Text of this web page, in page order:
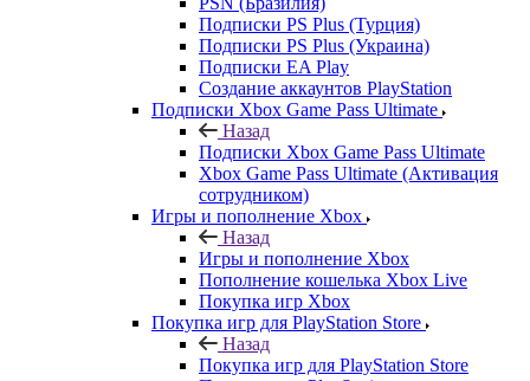
Подписки PS Plus (Турция)
Подписки PS Plus (Украина)
Подписки EA Play
Создание аккаунтов PlayStation
Подписки Xbox Game Pass Ultimate
Назад
Подписки Xbox Game Pass Ultimate
Xbox Game Pass Ultimate (Активация
сотрудником)
Игры и пополнение Xbox
Назад
Игры и пополнение Xbox
Пополнение кошелька Xbox Live
Покупка игр Xbox
Покупка игр для PlayStation Store
Назад
Покупка игр для PlayStation Store